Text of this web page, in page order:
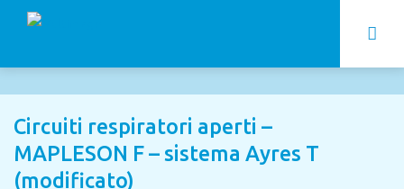
Circuiti respiratori aperti –
MAPLESON F – sistema Ayres T
(modificato)